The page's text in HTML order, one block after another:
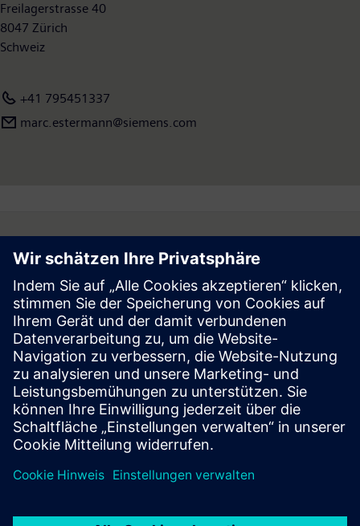
Freilagerstrasse 40
8047 Zürich
Schweiz
+41 795451337
marc.estermann@siemens.com
Follow
Presse | Siemens
© Siemens 1996 – 2026
Impressum
Datenschutz
Cookie Richtlinien